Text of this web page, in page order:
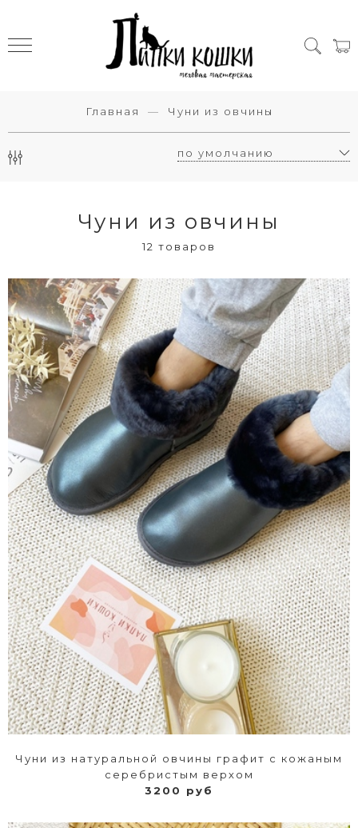
Главная Чуни из овчины
Чуни из овчины
12 товаров
Чуни из натуральной овчины графит с кожаным
серебристым верхом
3200 руб